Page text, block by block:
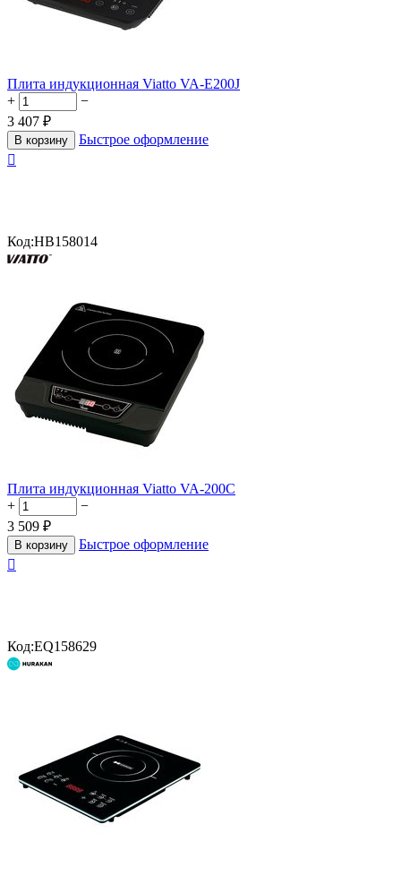
Плита индукционная Viatto VA-E200J
+
−
3 407 ₽
В корзину
Быстрое оформление

Код:HB158014
Плита индукционная Viatto VA-200C
+
−
3 509 ₽
В корзину
Быстрое оформление

Код:EQ158629